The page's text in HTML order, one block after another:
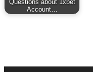
Questions about 1xbet
Account…